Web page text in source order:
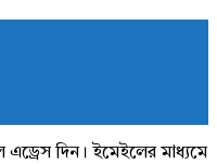
দিন। ইমেইলের মাধ্যমে